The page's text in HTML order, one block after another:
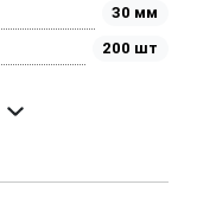
30 мм
200 шт